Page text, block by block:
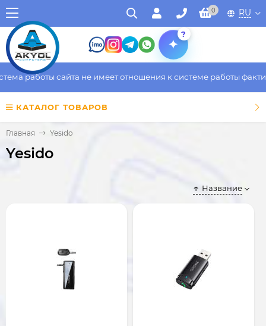
0 RU
?
сайта не имеет отношения к системе работы
КАТАЛОГ ТОВАРОВ
Главная Yesido
Yesido
Название